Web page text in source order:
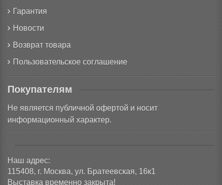
Гарантия
Новости
Возврат товара
Пользовательское соглашение
Покупателям
Не является публичной офертой и носит
информационный характер.
Наш адрес:
115408, г. Москва, ул. Братеевская, 16к1
Выставка временно закрыта!